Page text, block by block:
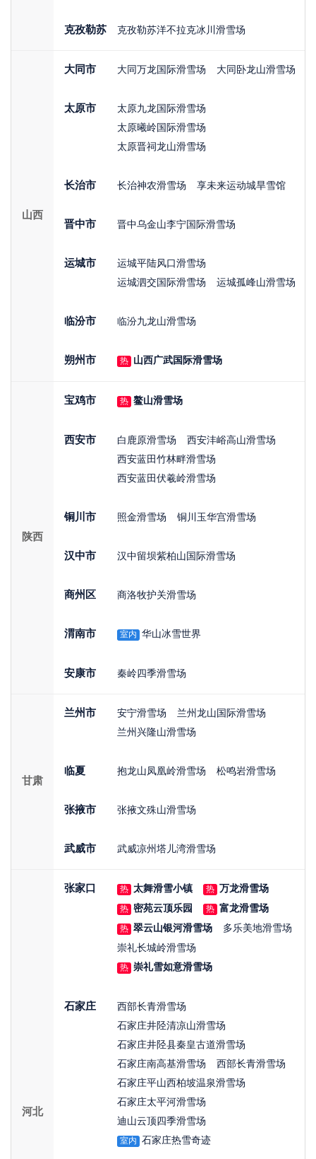
克孜勒苏 克孜勒苏洋不拉克冰川滑雪场
山西
大同市 大同万龙国际滑雪场 大同卧龙山滑雪场
太原市
太原九龙国际滑雪场
太原曦岭国际滑雪场
太原晋祠龙山滑雪场
长治市 长治神农滑雪场 享未来运动城旱雪馆
晋中市 晋中乌金山李宁国际滑雪场
运城市
运城平陆风口滑雪场
运城泗交国际滑雪场
运城孤峰山滑雪场
临汾市 临汾九龙山滑雪场
朔州市 热 山西广武国际滑雪场
陕西
宝鸡市 热 鳌山滑雪场
西安市 白鹿原滑雪场
西安沣峪高山滑雪场
西安蓝田竹林畔滑雪场
西安蓝田伏羲岭滑雪场
铜川市 照金滑雪场 铜川玉华宫滑雪场
汉中市 汉中留坝紫柏山国际滑雪场
商州区 商洛牧护关滑雪场
渭南市 室内 华山冰雪世界
安康市 秦岭四季滑雪场
甘肃
兰州市 安宁滑雪场
兰州龙山国际滑雪场
兰州兴隆山滑雪场
临夏 抱龙山凤凰岭滑雪场 松鸣岩滑雪场
张掖市 张掖文殊山滑雪场
武威市 武威凉州塔儿湾滑雪场
河北
张家口 热 太舞滑雪小镇 热 万龙滑雪场
热 密苑云顶乐园 热 富龙滑雪场
热 翠云山银河滑雪场
多乐美地滑雪场
崇礼长城岭滑雪场
热 崇礼雪如意滑雪场
石家庄
西部长青滑雪场
石家庄井陉清凉山滑雪场
石家庄井陉县秦皇古道滑雪场
石家庄南高基滑雪场
西部长青滑雪场
石家庄平山西柏坡温泉滑雪场
石家庄太平河滑雪场
迪山云顶四季滑雪场
室内 石家庄热雪奇迹